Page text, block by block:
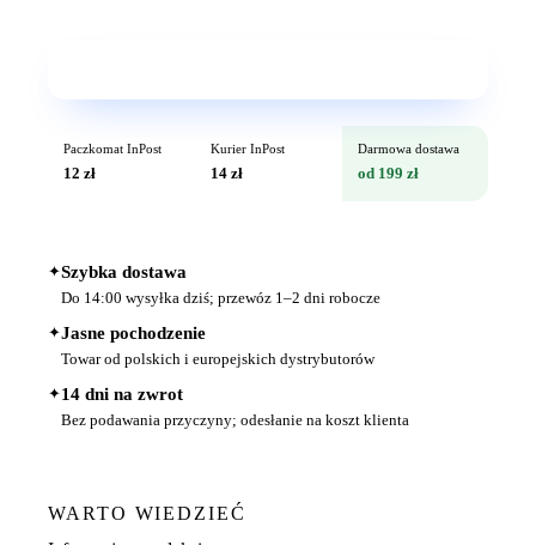
Paczkomat InPost
12 zł
Kurier InPost
14 zł
Darmowa dostawa
od 199 zł
✦Szybka dostawa
Do 14:00 wysyłka dziś; przewóz 1–2 dni robocze
✦Jasne pochodzenie
Towar od polskich i europejskich dystrybutorów
✦14 dni na zwrot
Bez podawania przyczyny; odesłanie na koszt klienta
WARTO WIEDZIEĆ